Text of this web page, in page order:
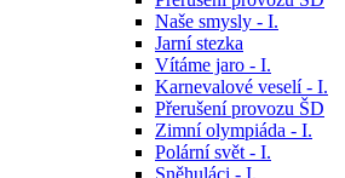
Naše smysly - I.
Jarní stezka
Vítáme jaro - I.
Karnevalové veselí - I.
Přerušení provozu ŠD
Zimní olympiáda - I.
Polární svět - I.
Sněhuláci - I.